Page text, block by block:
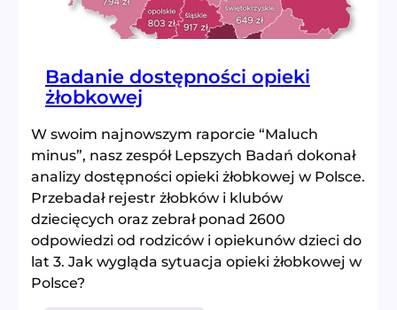
Badanie dostępności opieki
żłobkowej
W swoim najnowszym raporcie “Maluch
minus”, nasz zespół Lepszych Badań dokonał
analizy dostępności opieki żłobkowej w Polsce.
Przebadał rejestr żłobków i klubów
dziecięcych oraz zebrał ponad 2600
odpowiedzi od rodziców i opiekunów dzieci do
lat 3. Jak wygląda sytuacja opieki żłobkowej w
Polsce?